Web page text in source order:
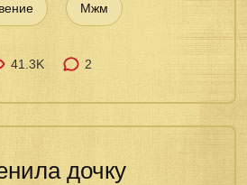
Мжм
41.3K 2
дочку